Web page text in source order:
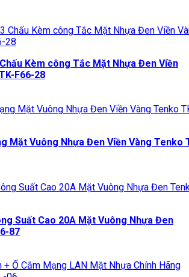
Kèm công Tắc Mặt Nhựa Đen Viền
F66-28
Mặt Vuông Nhựa Đen Viền Vàng Tenko
Suất Cao 20A Mặt Vuông Nhựa Đen
87